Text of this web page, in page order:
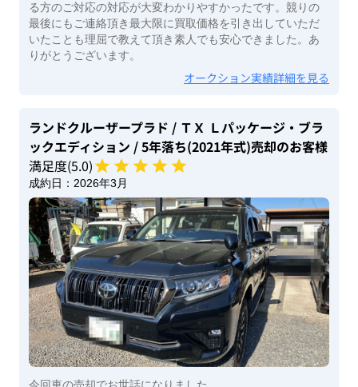
る方のご対応の対応が大変わかりやすかったです。競りの
最後にもご連絡頂き最大限に買取価格を引き出していただ
いたことも理屈で教えて頂き素人でも安心できました。あ
りがとうございます。
オークション実績詳細を見る
ランドクルーザープラド / ＴＸ Ｌパッケージ・ブラ
ックエディション / 5年落ち(2021年式)売却のお客様
満足度(5.0)
成約日： 2026年3月